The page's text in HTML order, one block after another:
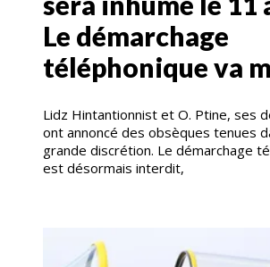
Le démarchage
téléphonique va
Lidz Hintantionnist et O. Ptine, ses
ont annoncé des obsèques tenues
grande discrétion. Le démarchage
est désormais interdit,